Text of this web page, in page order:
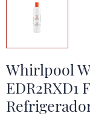
Whirlpool
EDR2RXD1